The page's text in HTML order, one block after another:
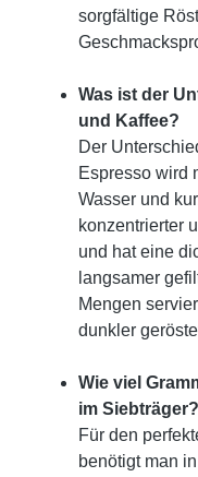
sorgfältige
Was ist der
und Kaffee?
Der
Espresso wird
Wasser und
konzentrierter
und hat eine
langsamer
Mengen
dunkler
Wie viel
im Siebträger?
Für den
benötigt man